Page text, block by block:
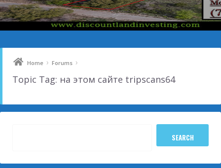
Home › Forums ›
Topic Tag: на этом сайте tripscans64